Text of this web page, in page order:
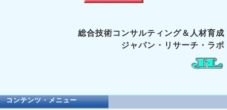
総合技術コンサルティング＆人材育成
ジャパン・リサーチ・ラボ
コンテンツ・メニュー